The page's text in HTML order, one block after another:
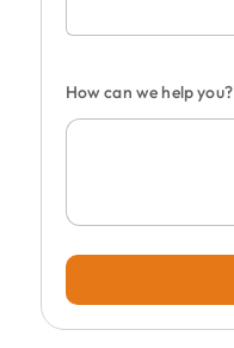
How can we help you?